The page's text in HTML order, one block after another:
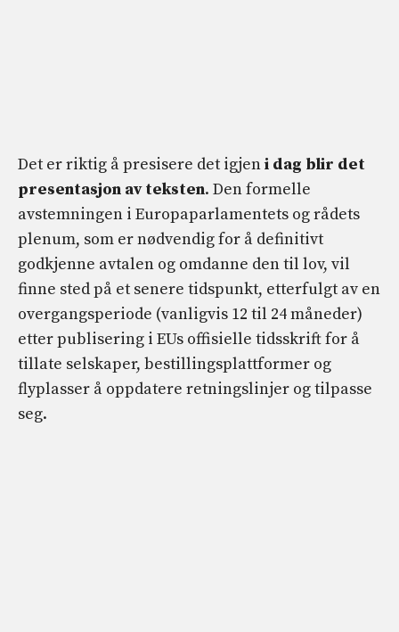
Det er riktig å presisere det igjeni dag blir det
presentasjon av teksten. Den formelle
avstemningen i Europaparlamentets og rådets
plenum, som er nødvendig for å definitivt
godkjenne avtalen og omdanne den til lov, vil
finne sted på et senere tidspunkt, etterfulgt av en
overgangsperiode (vanligvis 12 til 24 måneder)
etter publisering i EUs offisielle tidsskrift for å
tillate selskaper, bestillingsplattformer og
flyplasser å oppdatere retningslinjer og tilpasse
seg.